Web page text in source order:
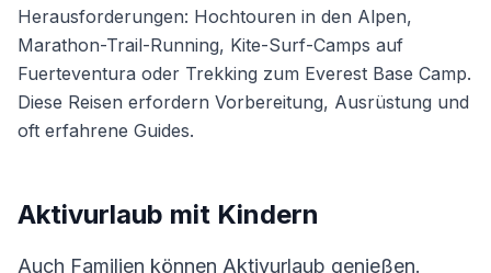
Herausforderungen: Hochtouren in den Alpen,
Marathon-Trail-Running, Kite-Surf-Camps auf
Fuerteventura oder Trekking zum Everest Base Camp.
Diese Reisen erfordern Vorbereitung, Ausrüstung und
oft erfahrene Guides.
Aktivurlaub mit Kindern
Auch Familien können Aktivurlaub genießen.